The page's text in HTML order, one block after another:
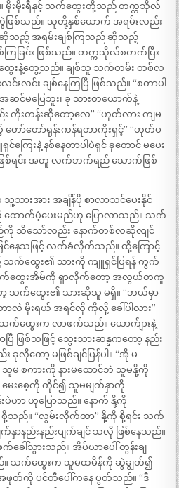
မိုးမိုးရီနှင့် သက်ထွေးတို့သည် တက္ကသိုလ်
ဖြစ်သည်။ သူတို့နှစ်ယောက် အရမ်းလည်း
သည့် အရမ်းချစ်ကြသည် ဆိုသည့်
ကြခြင်း ဖြစ်သည်။ တက္ကသိုလ်စတက်ပြီး
ေးနဲ့တွေ့သည်။ ချစ်သူ သက်တမ်း တစ်လ
င်း ချစ်နေကြပြီ ဖြစ်သည်။ “စတာပါ
ဆင်မပြေဘူး၊ ခု သားတယောက်နဲ့
ည်း ကိုးတန်းဆိုတော့လေ” “ဟုတ်လား ကျမ
တော်တော်ရုန်းကန်ရတာကိုးရှင့်” “ဟုတ်ပ
ကြေးနဲ့ နစ်နေတာပါပဲရှင် ခုတောင် မပေး
ာဖြစ်ရင်း အတူ လက်ဘက်ရည် သောက်ဖြစ်
းအား အချိန်ပို စာလာသင်ပေးနိုင်
ထောက်ပံ့ပေးမည်ဟု ပြောလာသည်။ သက်
ည်ကို သိသော်လည်း နောက်တစ်လဆိုလျင်
င်နေသဖြင့် လက်ခံလိုက်သည်။ ထို့ကြောင့်
န်၌ သက်ထွေး၏ သားကို ကျူရှင်ပြရန် ကွက်
သက်ထွေးအိမ်ကို ရှာလိုက်တော့ အလွယ်တကူ
သက်ထွေး၏ သားဆိုသူ မရှိ။ “ဘယ်မှာ
လဲ မိုးရယ် အရင်လို ကိုလို့ ခေါ်ပါလား”
က်ထွေးက လာဖက်သည်။ ယောက်ျားနဲ့
ြီ ဖြစ်သဖြင့် သွေးသားဆန္ဒကတော့ နည်း
ခုလိုတော့ မဖြစ်ချင်ပြန်ပါ။ “အို မ
သူမ စကားကို နားမထောင်ဘဲ သူမနို့ကို
ေးစေ့ကို ကိုင်၍ သူမမျက်နှာကို
ပဲဟာ ဟုပြောသည်။ နောက် နို့ကို
သည်။ “လွမ်းလိုက်တာ” နို့ကို စို့ရင်း သက်
နှာနည်းနည်းပျက်ချင် သလို ဖြစ်နေသည်။
ါ်သွားသည်။ အိပ်ယာပေါ် တွန်းချ
သက်ထွေးက သူမထမိန်ကို ဆွဲချွတ်၍
တ်ကို ပင်တီပေါ်ကနေ ပွတ်သည်။ “ဒီ